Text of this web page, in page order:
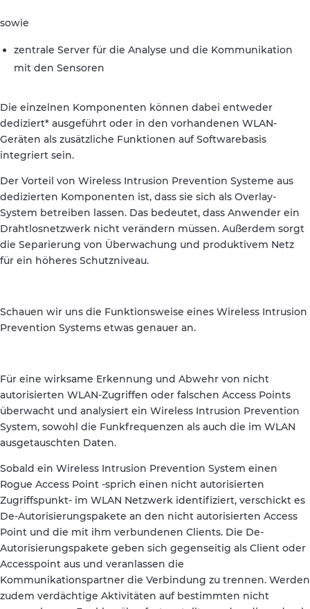
sowie
zentrale Server für die Analyse und die Kommunikation
mit den Sensoren
Die einzelnen Komponenten können dabei entweder
dediziert* ausgeführt oder in den vorhandenen WLAN-
Geräten als zusätzliche Funktionen auf Softwarebasis
integriert sein.
Der Vorteil von Wireless Intrusion Prevention Systeme aus
dedizierten Komponenten ist, dass sie sich als Overlay-
System betreiben lassen. Das bedeutet, dass Anwender ein
Drahtlosnetzwerk nicht verändern müssen. Außerdem sorgt
die Separierung von Überwachung und produktivem Netz
für ein höheres Schutzniveau.
Schauen wir uns die Funktionsweise eines Wireless Intrusion
Prevention Systems etwas genauer an.
Für eine wirksame Erkennung und Abwehr von nicht
autorisierten WLAN-Zugriffen oder falschen Access Points
überwacht und analysiert ein Wireless Intrusion Prevention
System, sowohl die Funkfrequenzen als auch die im WLAN
ausgetauschten Daten.
Sobald ein Wireless Intrusion Prevention System einen
Rogue Access Point -sprich einen nicht autorisierten
Zugriffspunkt- im WLAN Netzwerk identifiziert, verschickt es
De-Autorisierungspakete an den nicht autorisierten Access
Point und die mit ihm verbundenen Clients. Die De-
Autorisierungspakete geben sich gegenseitig als Client oder
Accesspoint aus und veranlassen die
Kommunikationspartner die Verbindung zu trennen. Werden
zudem verdächtige Aktivitäten auf bestimmten nicht